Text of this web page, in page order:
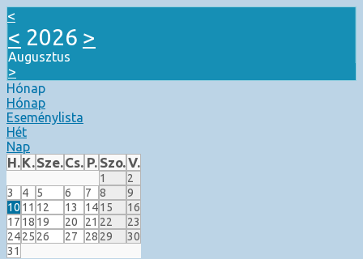
<
< 2026 >
Augusztus
>
Hónap
Hónap
Eseménylista
Hét
Nap
H.K.Sze.Cs. P. Szo.V.
1
2
3
4 5 6 7 8
9
10 11 12 13 1415
16
17 18 19 20 21 22
23
2425 26 27 28 29
30
31